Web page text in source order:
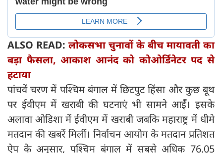
ALSO READ: लोकसभा चुनावों के बीच मायावती का
बड़ा फैसला, आकाश आनंद को कोओर्डिनेटर पद से
हटाया
पांचवें चरण में पश्चिम बंगाल में छिटपुट हिंसा और कुछ बूथ
पर ईवीएम में खराबी की घटनाएं भी सामने आईँ। इसके
अलावा ओडिशा में ईवीएम में खराबी जबकि महाराष्ट्र में धीमे
मतदान की खबरें मिलीं। निर्वाचन आयोग के मतदान प्रतिशत
ऐप के अनुसार, पश्चिम बंगाल में सबसे अधिक 76.05